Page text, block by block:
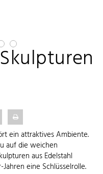
ein attraktives Ambiente.
auf die weichen
aus Edelstahl
eine Schlüsselrolle.